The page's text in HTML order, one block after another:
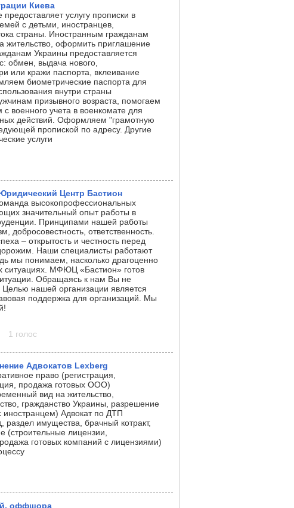
Киева
услугу прописки в
с детьми, иностранцев,
страны. Иностранным гражданам
жительство, оформить приглашение
Украины предоставляется
обмен, выдача нового,
или кражи паспорта, вклеивание
биометрические паспорта для
внутри страны
призывного возраста, помогаем
военного учета в военкомате для
действий. Оформляем "грамотную
пропиской по адресу. Другие
услуги
Центр Бастион
высокопрофессиональных
значительный опыт работы в
Принципами нашей работы
добросовестность, ответственность.
– открытость и честность перед
Наши специалисты работают
мы понимаем, насколько драгоценно
ситуациях. МФЮЦ «Бастион» готов
Обращаясь к нам Вы не
нашей организации является
поддержка для организаций. Мы
1 голос
Адвокатов Lexberg
право (регистрация,
продажа готовых ООО)
вид на жительство,
гражданство Украины, разрешение
иностранцем) Адвокат по ДТП
раздел имущества, брачный котракт,
(строительные лицензии,
готовых компаний с лицензиями)
оффшора